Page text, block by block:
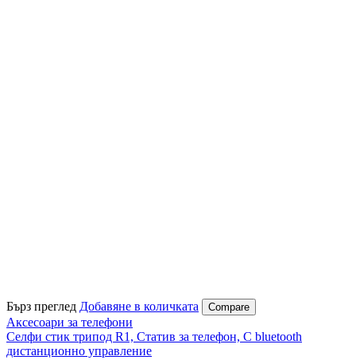
Бърз преглед Добавяне в количката Compare
Аксесоари за телефони
Селфи стик трипод R1, Статив за телефон, С bluetooth
дистанционно управление